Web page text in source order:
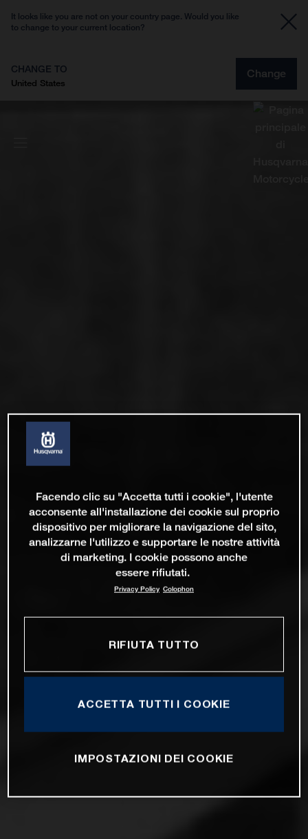
It looks like you are not on your country page. Would you like
to change to your current location?
CHANGE TO
United States
Change
Facendo clic su "Accetta tutti i cookie", l'utente
acconsente all'installazione dei cookie sul proprio
dispositivo per migliorare la navigazione del sito,
analizzarne l'utilizzo e supportare le nostre attività
di marketing. I cookie possono anche
essere rifiutati.
Privacy Policy Colophon
RIFIUTA TUTTO
ACCETTA TUTTI I COOKIE
IMPOSTAZIONI DEI COOKIE